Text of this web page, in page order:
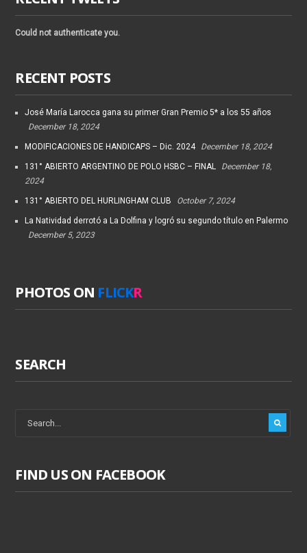
Could not authenticate you.
RECENT POSTS
José María Larocca gana su primer Gran Premio 5* a los 55 años
December 18, 2024
MODIFICACIONES DE HANDICAPS – Dic. 2024 December 18, 2024
131° ABIERTO ARGENTINO DE POLO HSBC – FINAL
December 18,
2024
131° ABIERTO DEL HURLINGHAM CLUB October 7, 2024
La Natividad derrotó a La Dolfina y logró su segundo título en Palermo
December 5, 2023
PHOTOS ON FLICKR
SEARCH
FIND US ON FACEBOOK